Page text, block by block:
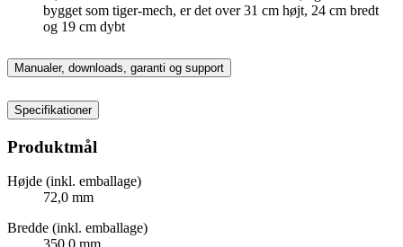
bygget som tiger-mech, er det over 31 cm højt, 24 cm bredt
og 19 cm dybt
Manualer, downloads, garanti og support
Specifikationer
Produktmål
Højde (inkl. emballage)
72,0 mm
Bredde (inkl. emballage)